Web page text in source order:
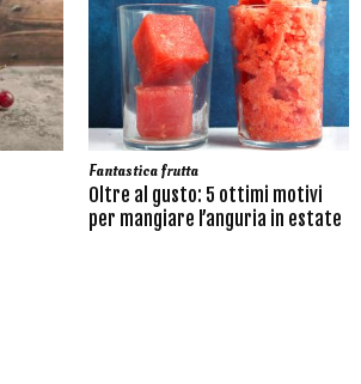
Fantastica frutta
Oltre al gusto: 5 ottimi motivi
per mangiare l’anguria in estate